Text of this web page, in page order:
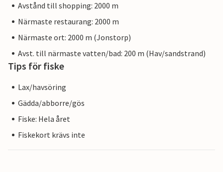
Avstånd till shopping: 2000 m
Närmaste restaurang: 2000 m
Närmaste ort: 2000 m (Jonstorp)
Avst. till närmaste vatten/bad: 200 m (Hav/sandstrand)
Tips för fiske
Lax/havsöring
Gädda/abborre/gös
Fiske: Hela året
Fiskekort krävs inte